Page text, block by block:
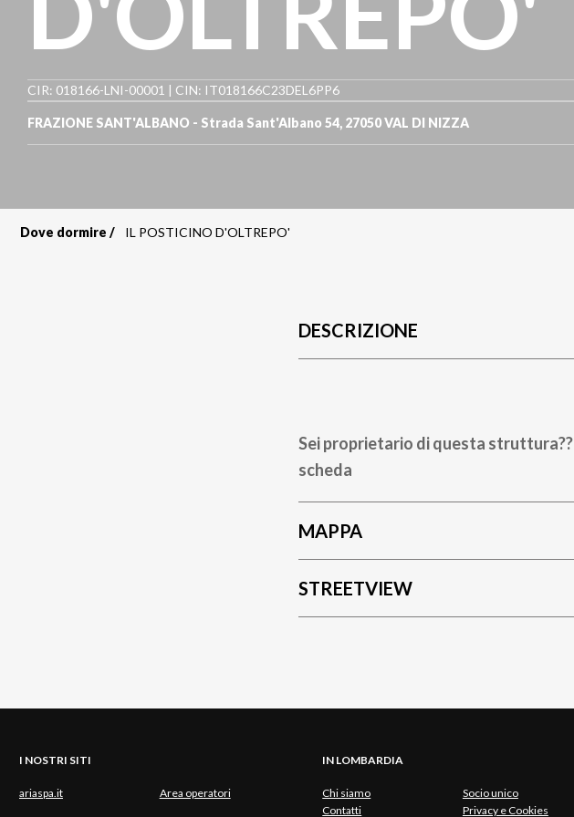
CIR: 018166-LNI-00001 | CIN: IT018166C23DEL6PP6
FRAZIONE SANT'ALBANO - Strada Sant'Albano 54, 27050VAL DI NIZZA
Dove dormire IL POSTICINO D'OLTREPO'
DESCRIZIONE
Sei proprietario di questa struttura??
scheda
MAPPA
STREETVIEW
I NOSTRI SITI
ariaspa.it Area operatori
IN LOMBARDIA
Chi siamo
Socio unico
Contatti
Privacy e Cookies